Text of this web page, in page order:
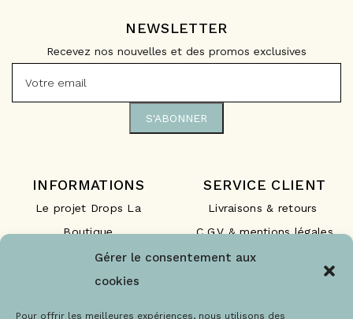
Gérer le consentement aux
cookies
Pour offrir les meilleures expériences, nous utilisons des
INFORMATIONS
Le projet Drops La
Boutique
Nos engagements
Les labels
SERVICE CLIENT
Livraisons & retours
C.G.V & mentions légales
F.A.Q
NEWSLETTER
Recevez nos nouvelles et des promos exclusives